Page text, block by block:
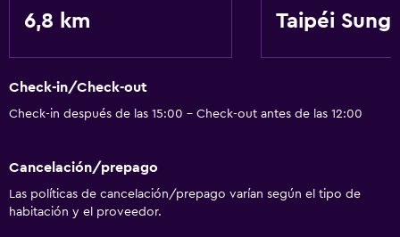
6,8 km Taipéi Sung
Check-in/Check-out
Check-in después de las 15:00 - Check-out antes de las 12:00
Cancelación/prepago
Las políticas de cancelación/prepago varían según el tipo de
habitación y el proveedor.